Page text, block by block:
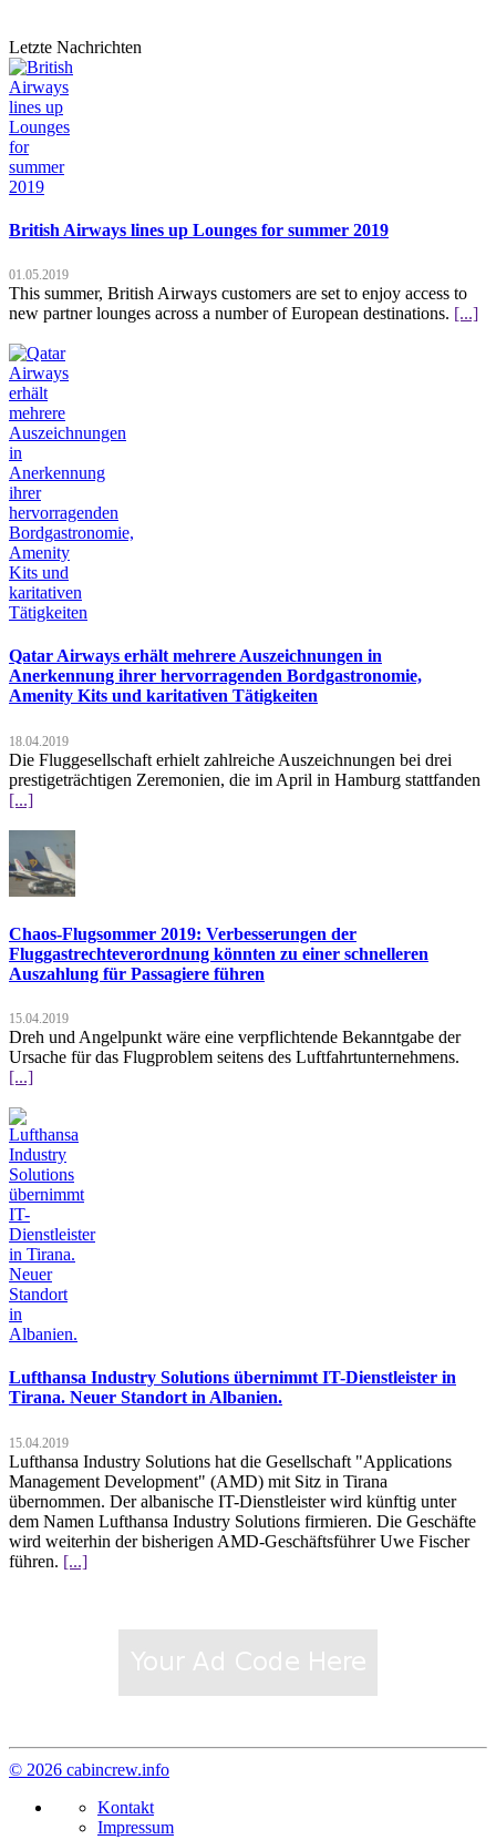
Letzte Nachrichten
British Airways lines up Lounges for summer 2019
01.05.2019
This summer, British Airways customers are set to enjoy access to
new partner lounges across a number of European destinations. [...]
Qatar Airways erhält mehrere Auszeichnungen in
Anerkennung ihrer hervorragenden Bordgastronomie,
Amenity Kits und karitativen Tätigkeiten
18.04.2019
Die Fluggesellschaft erhielt zahlreiche Auszeichnungen bei drei
prestigeträchtigen Zeremonien, die im April in Hamburg stattfanden
[...]
Chaos-Flugsommer 2019: Verbesserungen der
Fluggastrechteverordnung könnten zu einer schnelleren
Auszahlung für Passagiere führen
15.04.2019
Dreh und Angelpunkt wäre eine verpflichtende Bekanntgabe der
Ursache für das Flugproblem seitens des Luftfahrtunternehmens.
[...]
Lufthansa Industry Solutions übernimmt IT-Dienstleister in
Tirana. Neuer Standort in Albanien.
15.04.2019
Lufthansa Industry Solutions hat die Gesellschaft "Applications
Management Development" (AMD) mit Sitz in Tirana
übernommen. Der albanische IT-Dienstleister wird künftig unter
dem Namen Lufthansa Industry Solutions firmieren. Die Geschäfte
wird weiterhin der bisherigen AMD-Geschäftsführer Uwe Fischer
führen. [...]
© 2026 cabincrew.info
Kontakt
Impressum